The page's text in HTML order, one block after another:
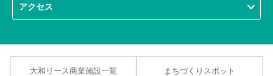
アクセス
大和リース商業施設一覧 まちづくりスポット